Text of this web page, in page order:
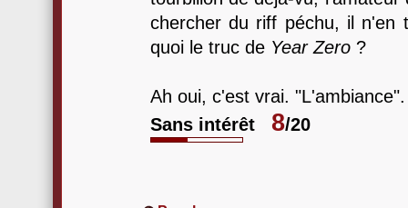
chercher du riff péchu, il n'en
quoi le truc de Year Zero?
Ah oui, c'est vrai. "L'ambiance".
Sans intérêt
8/20